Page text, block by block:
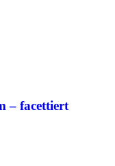
– facettiert